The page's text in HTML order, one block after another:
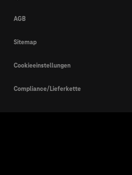
AGB
Sitemap
Cookieeinstellungen
Compliance/Lieferkette